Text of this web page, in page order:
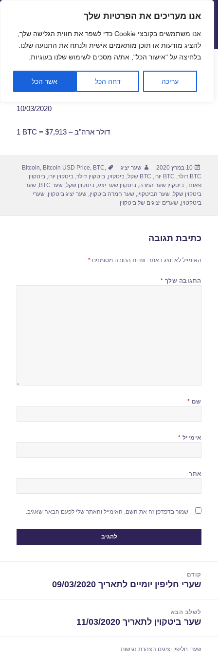
פתח
אנו מעריכים את הפרטיות שלך
אנו משתמשים בקובצי Cookie כדי לשפר את חווית הגלישה שלך,
להציג מודעות או תוכן מותאמים אישית ולנתח את התנועה שלנו.
בלחיצה על "אישור הכל", את/ה מסכים לשימוש שלנו בעוגיות.
עריכה דחה הכל אשר הכל
שערי חליפין יציגים – שער יציג
תפריטים
ווידג'טים
שער ביטקוין לתאריך 10/03/2020
10/03/2020
1 BTC = $7,913 – דולר ארה"ב
פורסם
בתאריך
10 במרץ 2020 מחבר
שער יציג תגיות Bitcoin, Bitcoin USD Price, BTC,
BTC דולר
, BTC יורו , BTC שקל ,ביטקוין,ביטקוין דולר,ביטקוין יורו,ביטקוין
פאונד,ביטקוין שער המרה,ביטקוין שער יציג,ביטקוין שקל,שער BTC ,שער
ביטקוין שקל,שער הביטקוין,שער המרה ביטקוין,שער יציג ביטקוין,שערי
ביטקטוין,שערים יציגים של ביטקוין
כתיבת תגובה
האימייל לא יוצג באתר. שדות החובה מסומנים*
התגובה שלך *
שם *
אימייל *
אתר
שמור בדפדפן זה את השם, האימייל והאתר שלי לפעם הבאה שאגיב.
קודם
הפוסט
שערי חליפין יומיים לתאריך 09/03/2020
לשלב הבא
הפוסט
שער ביטקוין לתאריך 11/03/2020
שערי חליפין יציגים הצהרת נגישות